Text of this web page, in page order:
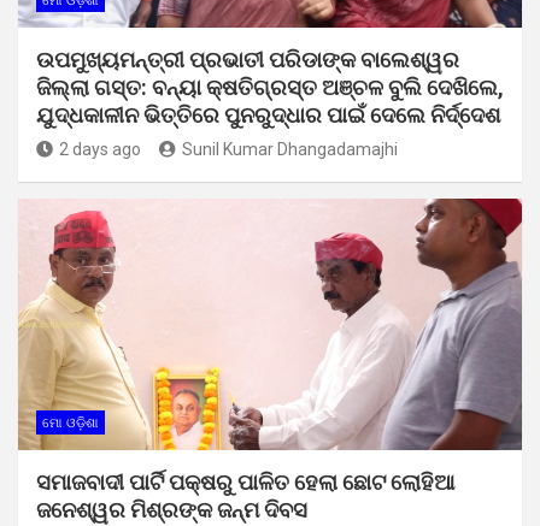
ଉପମୁଖ୍ୟମନ୍ତ୍ରୀ ପ୍ରଭାତୀ ପରିଡାଙ୍କ ବାଲେଶ୍ୱର
ଜିଲ୍ଲା ଗସ୍ତ: ବନ୍ୟା କ୍ଷତିଗ୍ରସ୍ତ ଅଞ୍ଚଳ ବୁଲି ଦେଖିଲେ,
ଯୁଦ୍ଧକାଳୀନ ଭିତ୍ତିରେ ପୁନରୁଦ୍ଧାର ପାଇଁ ଦେଲେ ନିର୍ଦ୍ଦେଶ
2 days ago Sunil Kumar Dhangadamajhi
ମୋ ଓଡ଼ିଶା
ସମାଜବାଦୀ ପାର୍ଟି ପକ୍ଷରୁ ପାଳିତ ହେଲା ଛୋଟ ଲୋହିଆ
ଜନେଶ୍ୱର ମିଶ୍ରଙ୍କ ଜନ୍ମ ଦିବସ